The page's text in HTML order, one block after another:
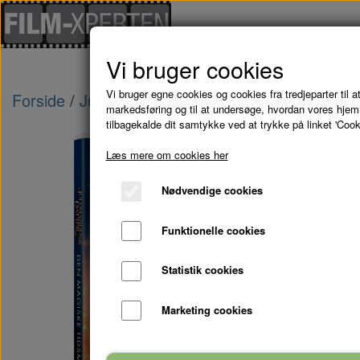
Forside Julefilm JULEMANDENS DATTER 3:
Vi bruger cookies
Vi bruger egne cookies og cookies fra tredjeparter til
markedsføring og til at undersøge, hvordan vores
tilbagekalde dit samtykke ved at trykke på linket
Læs mere om cookies her
Nødvendige cookies
Funktionelle cookies
Statistik cookies
Marketing cookies